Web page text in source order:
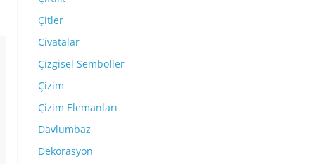
Çitler
Civatalar
Çizgisel Semboller
Çizim
Çizim Elemanları
Davlumbaz
Dekorasyon